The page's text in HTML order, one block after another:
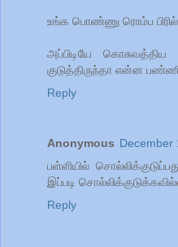
உங்க பொண்ணு ரொம்ப
அப்பிடியே
குடுத்திருந்தா என்ன
Reply
Anonymous December
பள்ளியில்
இப்படி
Reply